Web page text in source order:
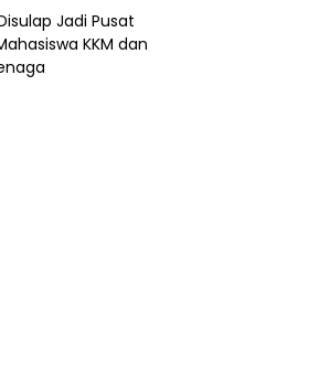
Jadi Pusat
KKM dan